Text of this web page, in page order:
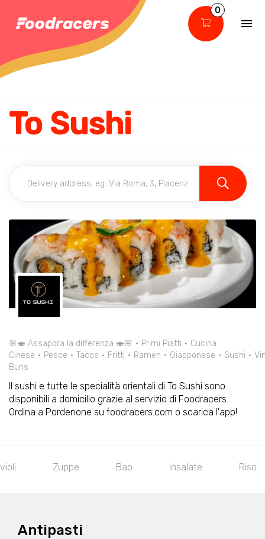
0
To Sushi
🌸🍣 Assapora la differenza 🍣🌸 Primi Piatti
Cucina
Cinese
Pesce Tacos Fritti Ramen Giapponese Sushi
Buns
Il sushi e tutte le specialità orientali di To Sushi sono
disponibili a domicilio grazie al servizio di Foodracers.
Ordina a Pordenone su foodracers.com o scarica l'app!
Ravioli Zuppe Insalate
Antipasti